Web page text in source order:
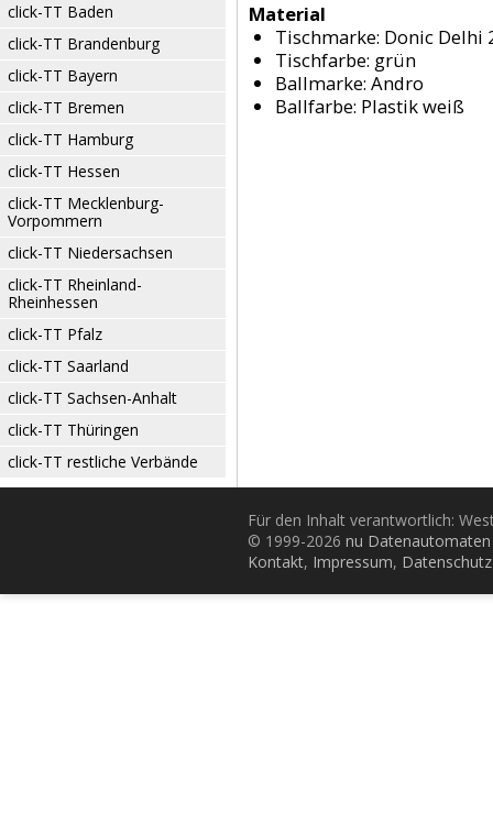
click-TT Baden
click-TT Brandenburg
click-TT Bayern
click-TT Bremen
click-TT Hamburg
click-TT Hessen
click-TT Mecklenburg-
Vorpommern
click-TT Niedersachsen
click-TT Rheinland-
Rheinhessen
click-TT Pfalz
click-TT Saarland
click-TT Sachsen-Anhalt
click-TT Thüringen
click-TT restliche Verbände
Material
Tischmarke: Donic Delhi
Tischfarbe: grün
Ballmarke: Andro
Ballfarbe: Plastik weiß
Für den Inhalt verantwortlich:
© 1999-2026 nu
Kontakt, Impressum, Datenschutz